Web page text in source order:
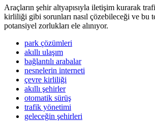
Araçların şehir altyapısıyla iletişim kurarak
kirliliği gibi sorunları nasıl çözebileceği ve bu
potansiyel zorlukları ele alınıyor.
park çözümleri
akıllı ulaşım
bağlantılı arabalar
nesnelerin interneti
çevre kirliliği
akıllı şehirler
otomatik sürüş
trafik yönetimi
geleceğin şehirleri